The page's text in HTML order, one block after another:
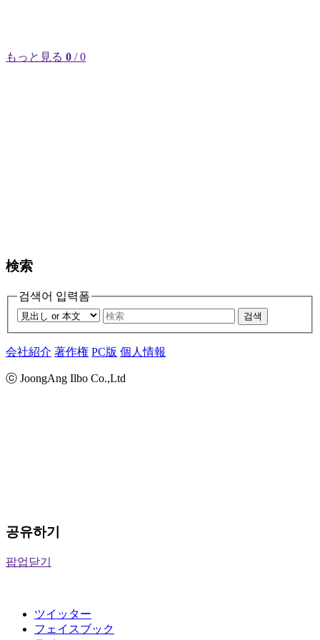
もっと見る 0 / 0
検索
검색어 입력폼
검색
会社紹介 著作権 PC版 個人情報
ⓒ JoongAng Ilbo Co.,Ltd
공유하기
팝업닫기
ツイッター
フェイスブック